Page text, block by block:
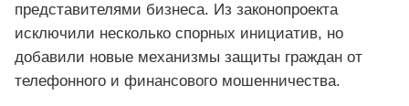
представителями бизнеса. Из законопроекта
исключили несколько спорных инициатив, но
добавили новые механизмы защиты граждан от
телефонного и финансового мошенничества.